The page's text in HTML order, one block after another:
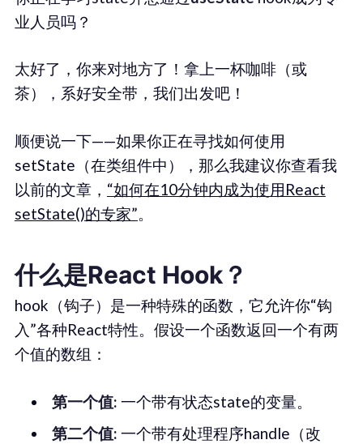
业人员吗？
太好了，你来对地方了！拿上一杯咖啡（或
茶），系好安全带，我们出发吧！
顺便说一下——如果你正在寻找如何使用
setState（在类组件中），那么我建议你查看我
以前的文章， “如何在10分钟内成为使用React
setState()的专家”。
什么是React Hook？
hook（钩子）是一种特殊的函数，它允许你“钩
入”各种React特性。假设一个函数返回一个有两
个值的数组：
第一个值: 一个带有状态state的变量。
第二个值: 一个带有处理程序handle（改